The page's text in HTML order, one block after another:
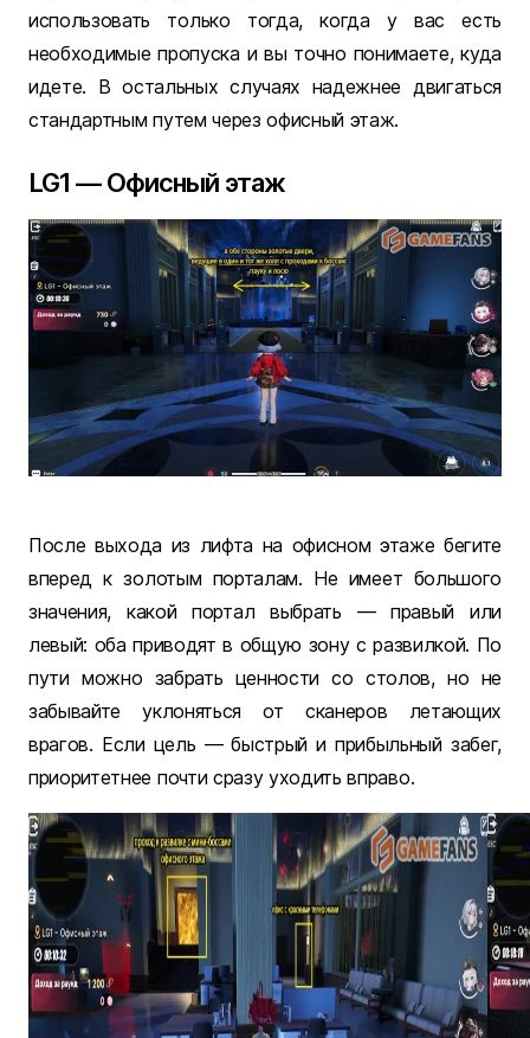
использовать только тогда, когда у вас есть
необходимые пропуска и вы точно понимаете, куда
идете. В остальных случаях надежнее двигаться
стандартным путем через офисный этаж.
LG1 — Офисный этаж
После выхода из лифта на офисном этаже бегите
вперед к золотым порталам. Не имеет большого
значения, какой портал выбрать — правый или
левый: оба приводят в общую зону с развилкой. По
пути можно забрать ценности со столов, но не
забывайте уклоняться от сканеров летающих
врагов. Если цель — быстрый и прибыльный забег,
приоритетнее почти сразу уходить вправо.